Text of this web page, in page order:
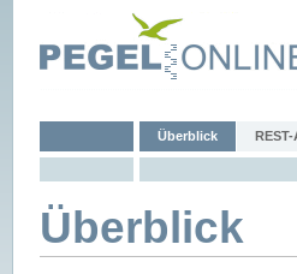
Überblick REST-
Überblick